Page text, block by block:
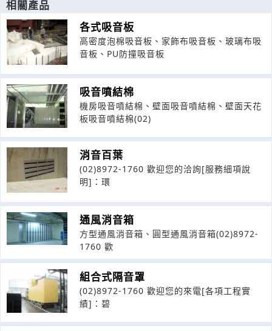
相關產品
各式吸音板
高密度泡棉吸音板、家飾布吸音板、玻璃布吸
音板、PU防撞吸音板
吸音噴結棉
機房吸音噴結棉、壁面吸音噴結棉、壁面天花
板吸音噴結棉(02)
消音百葉
(02)8972-1760 歡迎您的洽詢[服務細項說
明]：環
通風消音箱
方型通風消音箱、圓型通風消音箱(02)8972-
1760 歡
組合式隔音罩
(02)8972-1760 歡迎您的來電[各項工程實
績]：碧